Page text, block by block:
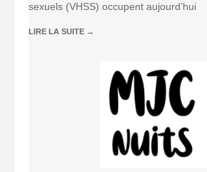
sexuels (VHSS) occupent aujourd’hui
LIRE LA SUITE →